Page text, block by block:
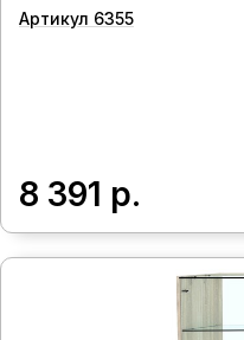
Артикул 6355
8 391 р.